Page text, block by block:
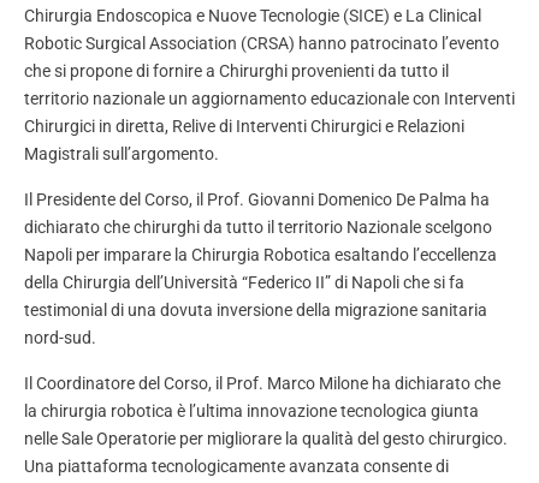
Chirurgia Endoscopica e Nuove Tecnologie (SICE) e La Clinical
Robotic Surgical Association (CRSA) hanno patrocinato l’evento
che si propone di fornire a Chirurghi provenienti da tutto il
territorio nazionale un aggiornamento educazionale con Interventi
Chirurgici in diretta, Relive di Interventi Chirurgici e Relazioni
Magistrali sull’argomento.
Il Presidente del Corso, il Prof. Giovanni Domenico De Palma ha
dichiarato che chirurghi da tutto il territorio Nazionale scelgono
Napoli per imparare la Chirurgia Robotica esaltando l’eccellenza
della Chirurgia dell’Università “Federico II” di Napoli che si fa
testimonial di una dovuta inversione della migrazione sanitaria
nord-sud.
Il Coordinatore del Corso, il Prof. Marco Milone ha dichiarato che
la chirurgia robotica è l’ultima innovazione tecnologica giunta
nelle Sale Operatorie per migliorare la qualità del gesto chirurgico.
Una piattaforma tecnologicamente avanzata consente di